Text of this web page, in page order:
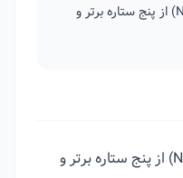
سازمان لیگ بسکتبال آمریکا (NBA) از پنج ستاره برتر و
سازمان لیگ بسکتبال آمریکا (NBA) از پنج ستاره برتر و